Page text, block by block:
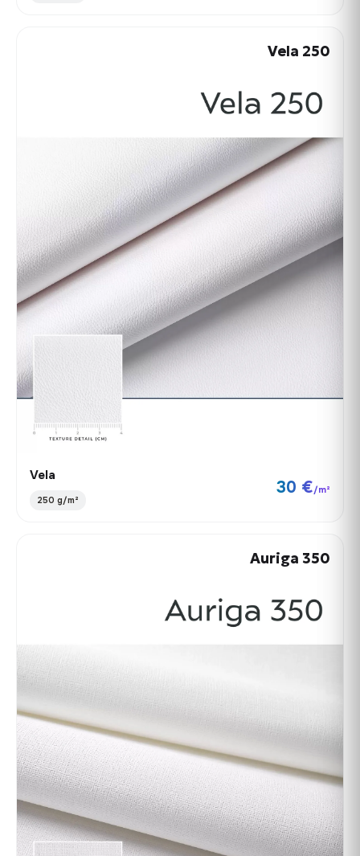
Vela 250
Vela
250 g/m²
30 €/m²
Auriga 350